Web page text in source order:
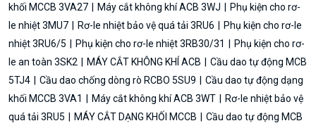
khối MCCB 3VA27
Máy cắt không khí ACB 3WJ
Phụ kiện cho rơ-
le nhiệt 3MU7
Rơ-le nhiệt bảo vệ quá tải 3RU6
Phụ kiện cho rơ-le
nhiệt 3RU6/5
Phụ kiện cho rơ-le nhiệt 3RB30/31
Phụ kiện cho rơ-
le an toàn 3SK2
MÁY CẮT KHÔNG KHÍ ACB
Cầu dao tự động MCB
5TJ4
Cầu dao chống dòng rò RCBO 5SU9
Cầu dao tự động dạng
khối MCCB 3VA1
Máy cắt không khí ACB 3WT
Rơ-le nhiệt bảo vệ
quá tải 3RU5
MÁY CẮT DẠNG KHỐI MCCB
Cầu dao tự động MCB